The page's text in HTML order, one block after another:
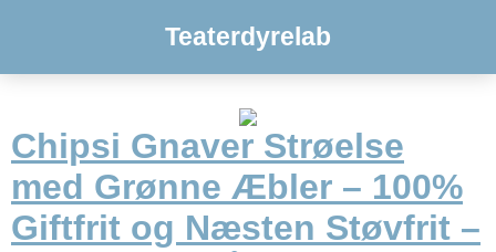
Teaterdyrelab
Chipsi Gnaver Strøelse
med Grønne Æbler – 100%
Giftfrit og Næsten Støvfrit –